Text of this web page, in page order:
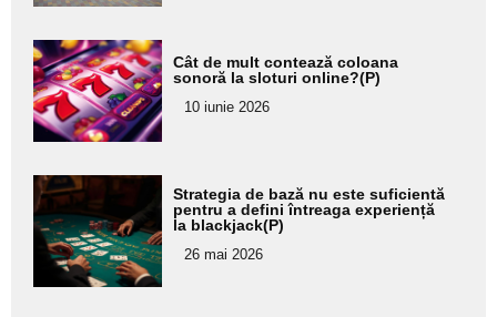
Adaugă
aici textul
pentru
subtitlu
Cât de mult contează coloana
sonoră la sloturi online?(P)
10 iunie 2026
Adaugă
aici textul
pentru
subtitlu
Strategia de bază nu este suficientă
pentru a defini întreaga experiență
la blackjack(P)
26 mai 2026